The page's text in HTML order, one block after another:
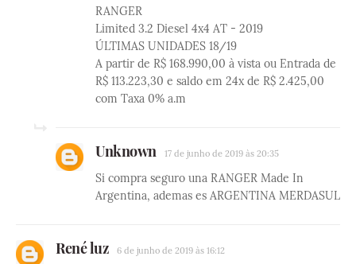
RANGER
Limited 3.2 Diesel 4x4 AT - 2019
ÚLTIMAS UNIDADES 18/19
A partir de R$ 168.990,00 à vista ou Entrada de
R$ 113.223,30 e saldo em 24x de R$ 2.425,00
com Taxa 0% a.m
Unknown 17 de junho de 2019 às 20:35
Si compra seguro una RANGER Made In
Argentina, ademas es ARGENTINA MERDASUL
René luz 6 de junho de 2019 às 16:12